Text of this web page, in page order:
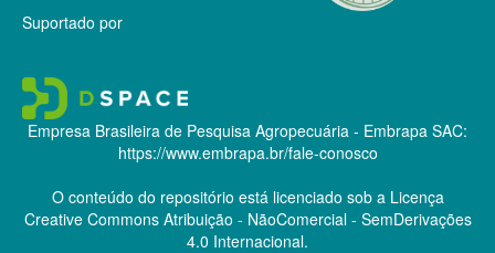
Suportado por
Empresa Brasileira de Pesquisa Agropecuária - Embrapa SAC:
https://www.embrapa.br/fale-conosco
O conteúdo do repositório está licenciado sob a Licença
Creative CommonsAtribuição - NãoComercial - SemDerivações
4.0 Internacional.